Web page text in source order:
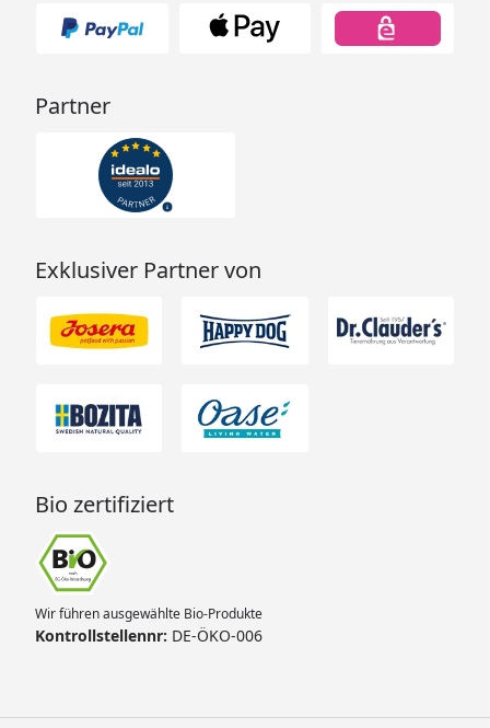
Partner
Exklusiver Partner von
Bio zertifiziert
Wir führen ausgewählte Bio-Produkte
Kontrollstellennr: DE-ÖKO-006